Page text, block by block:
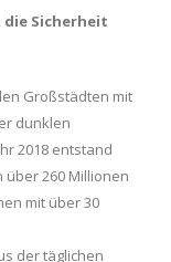
die Sicherheit
Großstädten mit
dunklen
2018 entstand
260 Millionen
mit über 30
der täglichen